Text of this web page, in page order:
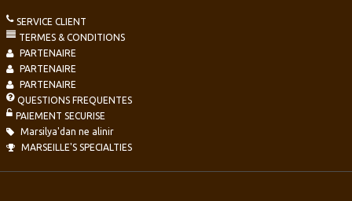
SERVICE CLIENT
TERMES & CONDITIONS
PARTENAIRE
PARTENAIRE
PARTENAIRE
QUESTIONS FREQUENTES
PAIEMENT SECURISE
Marsilya'dan ne alinir
MARSEILLE'S SPECIALTIES